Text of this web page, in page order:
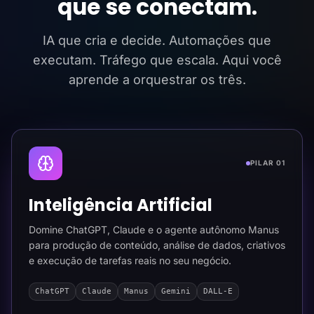
que se conectam.
IA que cria e decide. Automações que
executam. Tráfego que escala. Aqui você
aprende a orquestrar os três.
PILAR 01
Inteligência Artificial
Domine ChatGPT, Claude e o agente autônomo Manus
para produção de conteúdo, análise de dados, criativos
e execução de tarefas reais no seu negócio.
ChatGPT Claude Manus Gemini DALL-E